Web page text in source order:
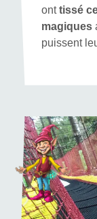
onttissé
magiques
puissent